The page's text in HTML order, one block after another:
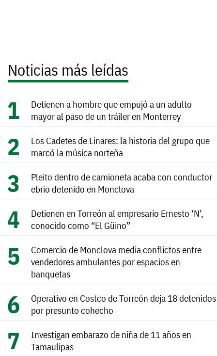
Noticias más leídas
Detienen a hombre que empujó a un adulto
mayor al paso de un tráiler en Monterrey
Los Cadetes de Linares: la historia del grupo que
marcó la música norteña
Pleito dentro de camioneta acaba con conductor
ebrio detenido en Monclova
Detienen en Torreón al empresario Ernesto ‘N’,
conocido como “El Güino”
Comercio de Monclova media conflictos entre
vendedores ambulantes por espacios en
banquetas
Operativo en Costco de Torreón deja 18 detenidos
por presunto cohecho
Investigan embarazo de niña de 11 años en
Tamaulipas